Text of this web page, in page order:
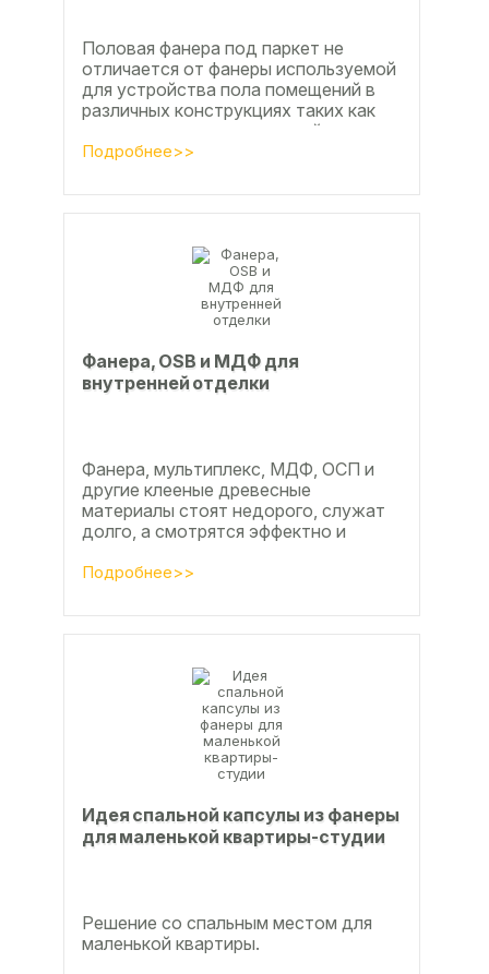
Половая фанера под паркет не
отличается от фанеры используемой
для устройства пола помещений в
различных конструкциях таких как
ламинат из ламинированной
паркетной доски, а так же...
Подробнее>>
Фанера, OSB и МДФ для
внутренней отделки
Фанера, мультиплекс, МДФ, ОСП и
другие клееные древесные
материалы стоят недорого, служат
долго, а смотрятся эффектно и
Подробнее>>
Идея спальной капсулы из фанеры
для маленькой квартиры-студии
Решение со спальным местом для
маленькой квартиры.